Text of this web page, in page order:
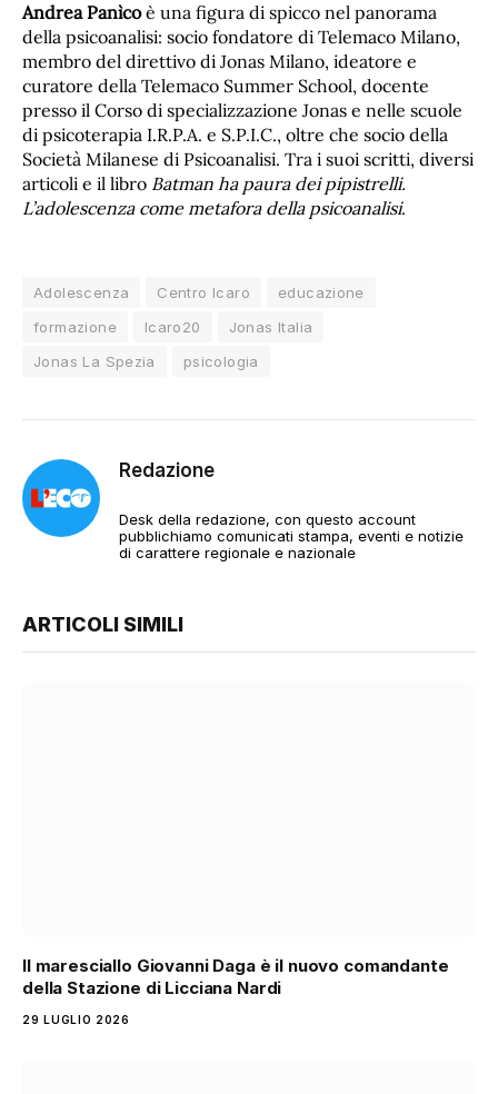
Andrea Panìcoè una figura di spicco nel panorama
della psicoanalisi: socio fondatore di Telemaco Milano,
membro del direttivo di Jonas Milano, ideatore e
curatore della Telemaco Summer School, docente
presso il Corso di specializzazione Jonas e nelle scuole
di psicoterapia I.R.P.A. e S.P.I.C., oltre che socio della
Società Milanese di Psicoanalisi. Tra i suoi scritti, diversi
articoli e il libro Batman ha paura dei pipistrelli.
L’adolescenza come metafora della psicoanalisi.
Adolescenza Centro Icaro
educazione
formazione
Icaro20
Jonas Italia
Jonas La Spezia
psicologia
Redazione
Desk della redazione, con questo account
pubblichiamo comunicati stampa, eventi e notizie
di carattere regionale e nazionale
ARTICOLI SIMILI
Il maresciallo Giovanni Daga è il nuovo comandante
della Stazione di Licciana Nardi
29 LUGLIO 2026